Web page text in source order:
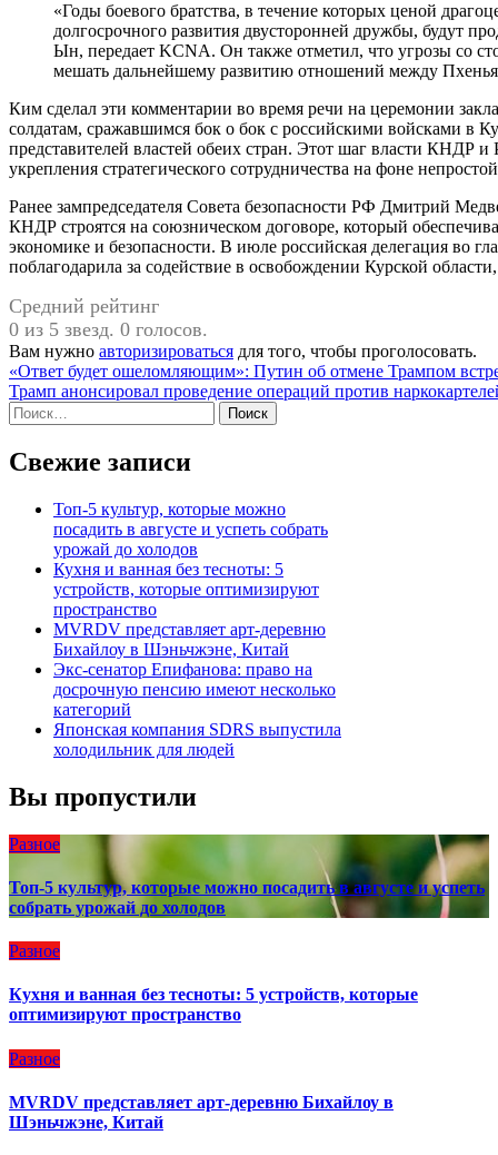
«Годы боевого братства, в течение которых ценой драгоценной крови была обеспечена гарантия
долгосрочного развития двусторонней дружбы, будут
Ын, передает KCNA. Он также отметил, что угрозы со
мешать дальнейшему развитию отношений между
Ким сделал эти комментарии во время речи на церемонии
солдатам, сражавшимся бок о бок с российскими войсками в
представителей властей обеих стран. Этот шаг власти КНДР
укрепления стратегического сотрудничества на фоне
Ранее зампредседателя Совета безопасности РФ Дмитрий
КНДР строятся на союзническом договоре, который
экономике и безопасности. В июле российская делегация во
поблагодарила за содействие в освобождении Курской
Средний рейтинг
0 из 5 звезд. 0 голосов.
Вам нужно авторизироваться для того, чтобы проголосовать.
Навигация
по
записям
«Ответ будет ошеломляющим»: Путин об отмене Трампом
Трамп анонсировал проведение операций против
Найти:
Свежие записи
Топ-5 культур, которые можно
посадить в августе и успеть собрать
урожай до холодов
Кухня и ванная без тесноты: 5
устройств, которые оптимизируют
пространство
MVRDV представляет арт-деревню
Бихайлоу в Шэньчжэне, Китай
Экс-сенатор Епифанова: право на
досрочную пенсию имеют несколько
категорий
Японская компания SDRS выпустила
холодильник для людей
Вы пропустили
Разное
Топ-5 культур, которые можно посадить в августе и успеть
собрать урожай до холодов
Разное
Кухня и ванная без тесноты: 5 устройств, которые
оптимизируют пространство
Разное
MVRDV представляет арт-деревню Бихайлоу в
Шэньчжэне, Китай